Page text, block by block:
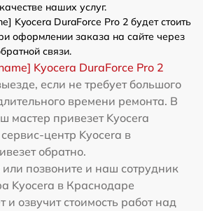
наших услуг.
Kyocera DuraForce Pro 2 будет стоить
оформлении заказа на сайте через
связи.
Kyocera DuraForce Pro 2
если не требует большого
времени ремонта. В
мастер привезет Kyocera
центр Kyocera в
обратно.
позвоните и наш сотрудник
Kyocera в Краснодаре
и озвучит стоимость работ над